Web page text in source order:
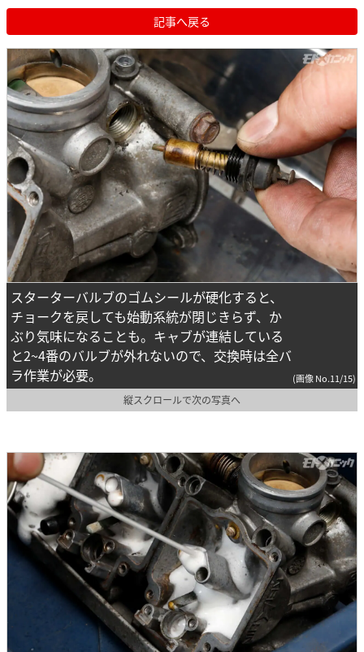
記事へ戻る
スターターバルブのゴムシールが硬化すると、
チョークを戻しても始動系統が閉じきらず、か
ぶり気味になることも。キャブが連結している
と2~4番のバルブが外れないので、交換時は全バ
ラ作業が必要。
(画像 No.11/15)
縦スクロールで次の写真へ